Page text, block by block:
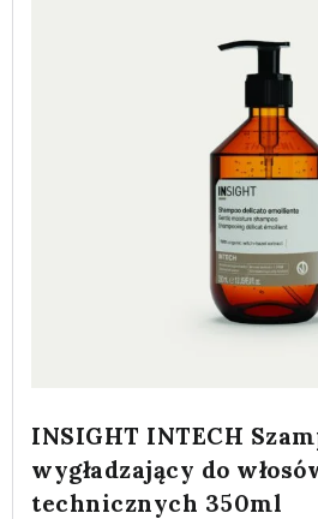
INSIGHT INTECH
wygładzający do
technicznych 350ml